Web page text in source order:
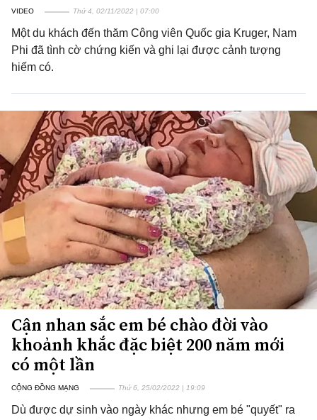
VIDEO Thứ 4, 02/11/2022 | 07:00
Một du khách đến thăm Công viên Quốc gia Kruger, Nam
Phi đã tình cờ chứng kiến và ghi lại được cảnh tượng
hiếm có.
Cận nhan sắc em bé chào đời vào
khoảnh khắc đặc biệt 200 năm mới
có một lần
CỘNG ĐỒNG MẠNG Thứ 6, 25/02/2022 | 19:09
Dù được dự sinh vào ngày khác nhưng em bé "quyết" ra